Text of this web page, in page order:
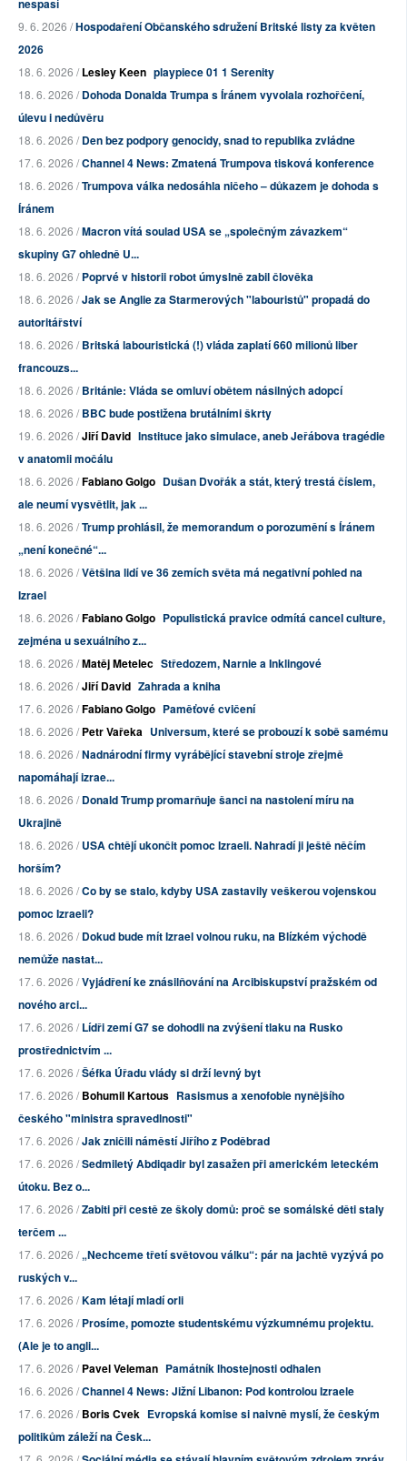
nespasí
9. 6. 2026 /Hospodaření Občanského sdružení Britské listy za květen
2026
18. 6. 2026 /Lesley Keen playpiece 01 1 Serenity
18. 6. 2026 /Dohoda Donalda Trumpa s Íránem vyvolala rozhořčení,
úlevu i nedůvěru
18. 6. 2026 /Den bez podpory genocidy, snad to republika zvládne
17. 6. 2026 /Channel 4 News: Zmatená Trumpova tisková konference
18. 6. 2026 /Trumpova válka nedosáhla ničeho – důkazem je dohoda s
Íránem
18. 6. 2026 /Macron vítá soulad USA se „společným závazkem“
skupiny G7 ohledně U...
18. 6. 2026 /Poprvé v historii robot úmyslně zabil člověka
18. 6. 2026 /Jak se Anglie za Starmerových "labouristů" propadá do
autoritářství
18. 6. 2026 /Britská labouristická (!) vláda zaplatí 660 milionů liber
francouzs...
18. 6. 2026 /Británie: Vláda se omluví obětem násilných adopcí
18. 6. 2026 /BBC bude postižena brutálními škrty
19. 6. 2026 /Jiří David Instituce jako simulace, aneb Jeřábova tragédie
v anatomii močálu
18. 6. 2026 /Fabiano Golgo Dušan Dvořák a stát, který trestá číslem,
ale neumí vysvětlit, jak ...
18. 6. 2026 /Trump prohlásil, že memorandum o porozumění s Íránem
„není konečné“...
18. 6. 2026 /Většina lidí ve 36 zemích světa má negativní pohled na
Izrael
18. 6. 2026 /Fabiano Golgo Populistická pravice odmítá cancel culture,
zejména u sexuálního z...
18. 6. 2026 /Matěj Metelec Středozem, Narnie a Inklingové
18. 6. 2026 /Jiří David Zahrada a kniha
17. 6. 2026 /Fabiano Golgo Paměťové cvičení
18. 6. 2026 /Petr Vařeka Universum, které se probouzí k sobě samému
18. 6. 2026 /Nadnárodní firmy vyrábějící stavební stroje zřejmě
napomáhají izrae...
18. 6. 2026 /Donald Trump promarňuje šanci na nastolení míru na
Ukrajině
18. 6. 2026 /USA chtějí ukončit pomoc Izraeli. Nahradí ji ještě něčím
horším?
18. 6. 2026 /Co by se stalo, kdyby USA zastavily veškerou vojenskou
pomoc Izraeli?
18. 6. 2026 /Dokud bude mít Izrael volnou ruku, na Blízkém východě
nemůže nastat...
17. 6. 2026 /Vyjádření ke znásilňování na Arcibiskupství pražském od
nového arci...
17. 6. 2026 /Lídři zemí G7 se dohodli na zvýšení tlaku na Rusko
prostřednictvím ...
17. 6. 2026 /Šéfka Úřadu vlády si drží levný byt
17. 6. 2026 /Bohumil Kartous Rasismus a xenofobie nynějšího
českého "ministra spravedlnosti"
17. 6. 2026 /Jak zničili náměstí Jiřího z Poděbrad
17. 6. 2026 /Sedmiletý Abdiqadir byl zasažen při americkém leteckém
útoku. Bez o...
17. 6. 2026 /Zabiti při cestě ze školy domů: proč se somálské děti staly
terčem ...
17. 6. 2026 /„Nechceme třetí světovou válku“: pár na jachtě vyzývá po
ruských v...
17. 6. 2026 /Kam létají mladí orli
17. 6. 2026 /Prosíme, pomozte studentskému výzkumnému projektu.
(Ale je to angli...
17. 6. 2026 /Pavel Veleman Památník lhostejnosti odhalen
16. 6. 2026 /Channel 4 News: Jižní Libanon: Pod kontrolou Izraele
17. 6. 2026 /Boris Cvek Evropská komise si naivně myslí, že českým
politikům záleží na Česk...